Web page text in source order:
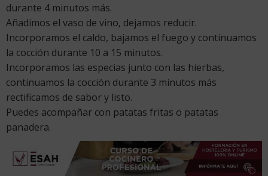
durante 4 minutos más.
Añadimos el vaso de vino, dejamos reducir.
Incorporamos el caldo, bajamos el fuego y continuamos
la cocción durante 10 a 15 minutos.
Incorporamos las especias junto con las hierbas,
continuamos la cocción durante 3 minutos más
rectificamos de sabor y listo.
Puedes acompañar con patatas fritas o patatas
panadera.